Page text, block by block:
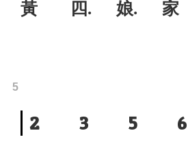
黃 四. 娘. 家
2 3 5 6
5